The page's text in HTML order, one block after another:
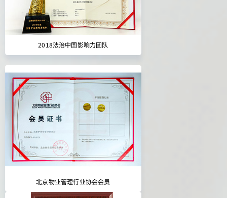
2018法治中国影响力团队
北京物业管理行业协会会员